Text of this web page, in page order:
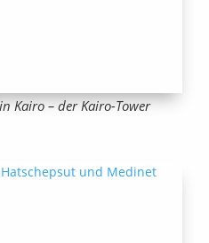
Kairo – der Kairo-Tower